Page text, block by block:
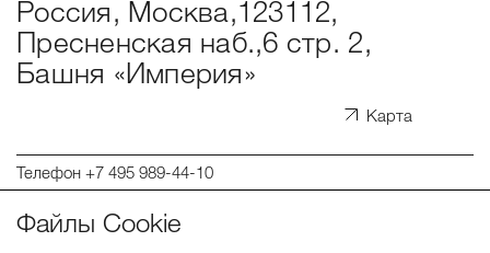
Россия, Москва,123112,
Пресненская наб.,6 стр. 2,
Башня «Империя»
Карта
Телефон +7 495 989-44-10
spb@lidings.com
Файлы Cookie